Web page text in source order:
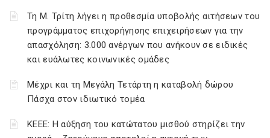
Τη Μ. Τρίτη λήγει η προθεσμία υποβολής αιτήσεων του
προγράμματος επιχορήγησης επιχειρήσεων για την
απασχόληση: 3.000 ανέργων που ανήκουν σε ειδικές
και ευάλωτες κοινωνικές ομάδες
Μέχρι και τη Μεγάλη Τετάρτη η καταβολή δώρου
Πάσχα στον ιδιωτικό τομέα
ΚΕΕΕ: Η αύξηση του κατώτατου μισθού στηρίζει την